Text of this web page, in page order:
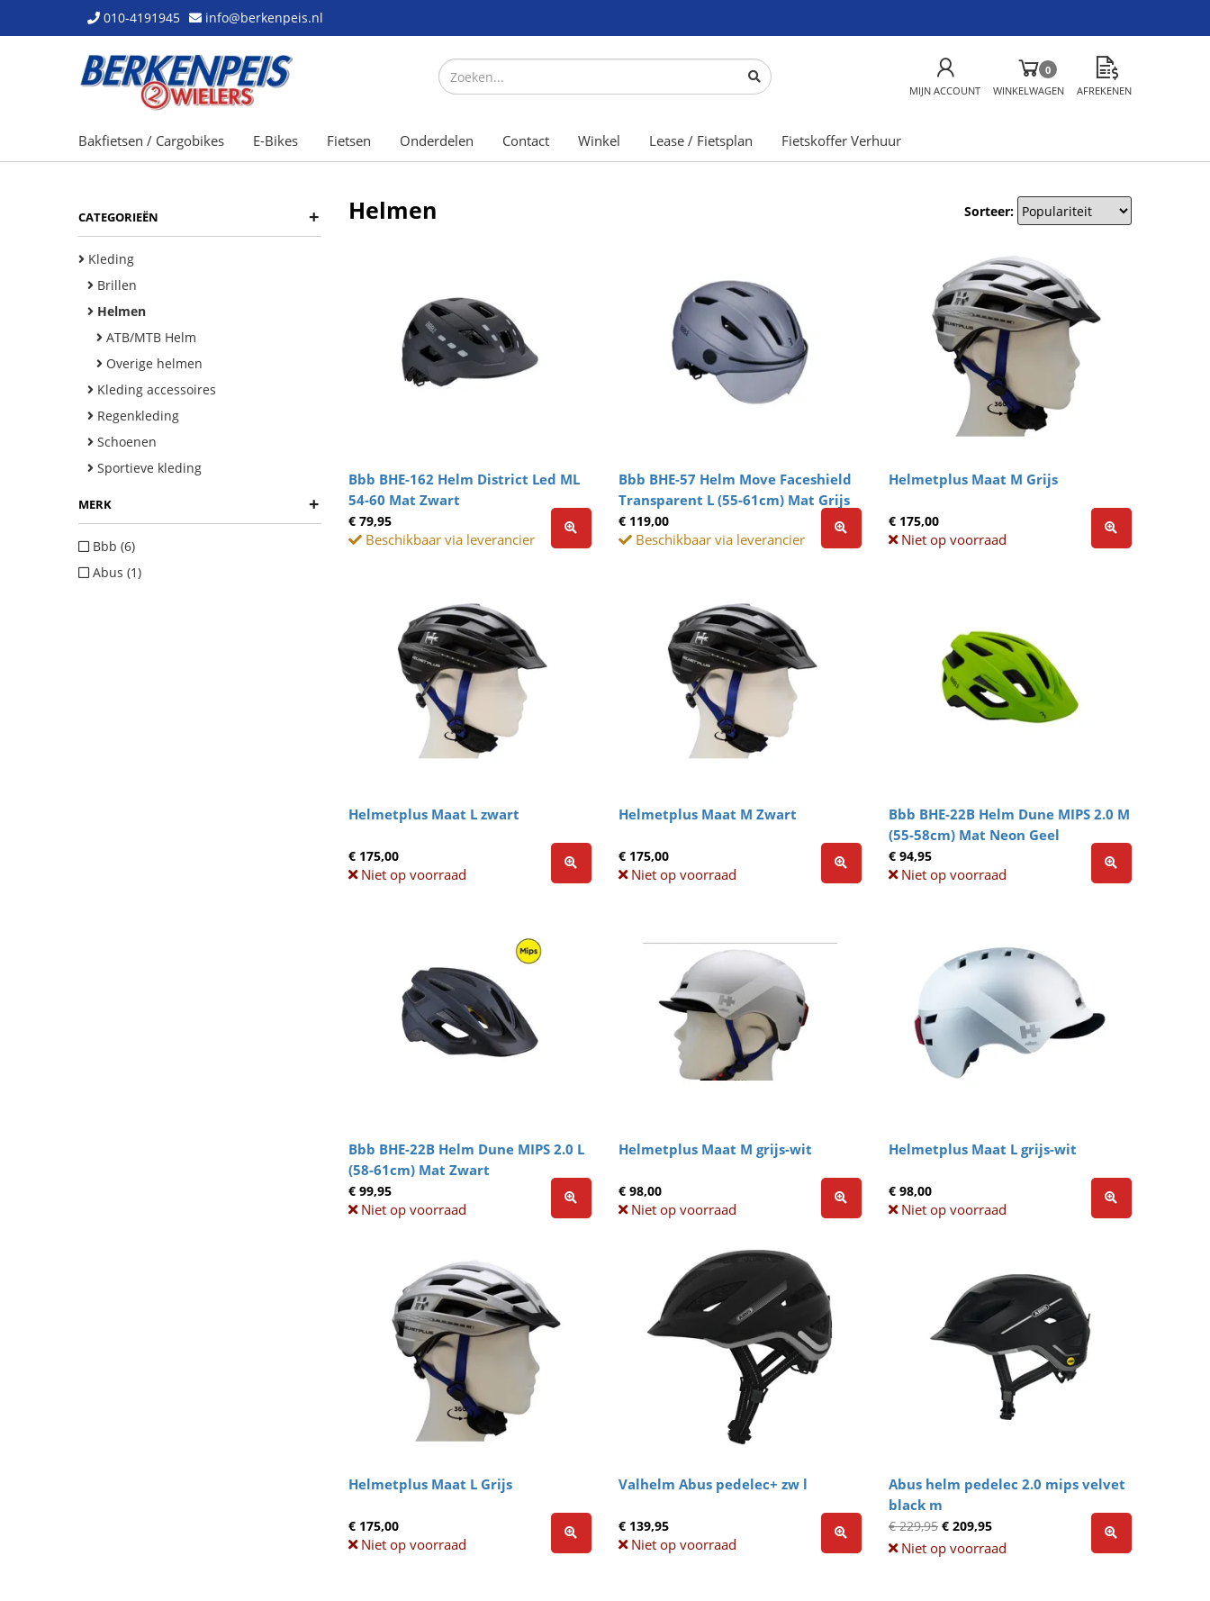
010-4191945 info@berkenpeis.nl
MIJN ACCOUNT
0
WINKELWAGEN
AFREKENEN
Bakfietsen / Cargobikes E-Bikes Fietsen Onderdelen Contact Winkel Lease / Fietsplan Fietskoffer Verhuur
CATEGORIEËN +
Kleding
Brillen
Helmen
ATB/MTB Helm
Overige helmen
Kleding accessoires
Regenkleding
Schoenen
Sportieve kleding
MERK +
Bbb (6)
Abus (1)
Helmen Sorteer:
Bbb BHE-162 Helm District Led ML
54-60 Mat Zwart
€ 79,95
Beschikbaar via leverancier
Bbb BHE-57 Helm Move Faceshield
Transparent L (55-61cm) Mat Grijs
€ 119,00
Beschikbaar via leverancier
Helmetplus Maat M Grijs
€ 175,00
Niet op voorraad
Helmetplus Maat L zwart
€ 175,00
Niet op voorraad
Helmetplus Maat M Zwart
€ 175,00
Niet op voorraad
Bbb BHE-22B Helm Dune MIPS 2.0 M
(55-58cm) Mat Neon Geel
€ 94,95
Niet op voorraad
Bbb BHE-22B Helm Dune MIPS 2.0 L
(58-61cm) Mat Zwart
€ 99,95
Niet op voorraad
Helmetplus Maat M grijs-wit
€ 98,00
Niet op voorraad
Helmetplus Maat L grijs-wit
€ 98,00
Niet op voorraad
Helmetplus Maat L Grijs
€ 175,00
Niet op voorraad
Valhelm Abus pedelec+ zw l
€ 139,95
Niet op voorraad
Abus helm pedelec 2.0 mips velvet
black m
€ 229,95 € 209,95
Niet op voorraad